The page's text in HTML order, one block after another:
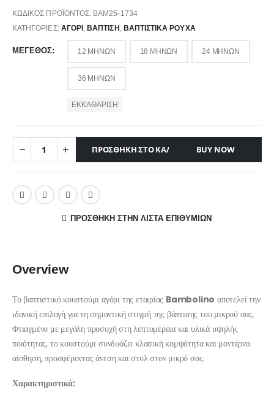
ΚΩΔΙΚΌΣ ΠΡΟΪΌΝΤΟΣ: BAM25-1734
ΚΑΤΗΓΟΡΊΕΣ: ΑΓΌΡΙ , ΒΑΠΤΙΣΗ , ΒΑΠΤΙΣΤΙΚΆ ΡΟΎΧΑ
ΜΈΓΕΘΟΣ 12 ΜΗΝΏΝ 18 ΜΗΝΏΝ 24 ΜΗΝΏΝ
36 ΜΗΝΏΝ
ΕΚΚΑΘΆΡΙΣΗ
ΠΡΟΣΘΉΚΗ ΣΤΟ ΚΑΛΆΘΙ BUY NOW
ΠΡΌΣΘΉΚΗ ΣΤΗΝ ΛΊΣΤΑ ΕΠΙΘΥΜΙΏΝ
Overview
Το βαπτιστικό κουστούμι αγόρι της εταιρίας Bambolino αποτελεί την
ιδανική επιλογή για τη σημαντική στιγμή της βάπτισης του μικρού σας.
Φτιαγμένο με μεγάλη προσοχή στη λεπτομέρεια και υλικά υψηλής
ποιότητας, το κουστούμι συνδυάζει κλασική κομψότητα και μοντέρνα
αίσθηση, προσφέροντας άνεση και στυλ στον μικρό σας.
Χαρακτηριστικά: